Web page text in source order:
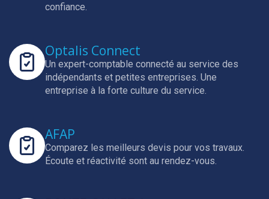
confiance.
Optalis Connect
Un expert-comptable connecté au service des
indépendants et petites entreprises. Une
entreprise à la forte culture du service.
AFAP
Comparez les meilleurs devis pour vos travaux.
Écoute et réactivité sont au rendez-vous.